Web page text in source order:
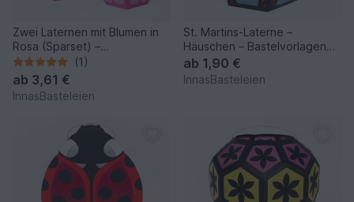
Zwei Laternen mit Blumen in
Rosa (Sparset) –
Bastelvorlagen und
Anleitungen
(1)
ab 3,61 €
InnasBasteleien
St. Martins-Laterne –
Häuschen – Bastelvorlagen
mit Anleitung
ab 1,90 €
InnasBasteleien